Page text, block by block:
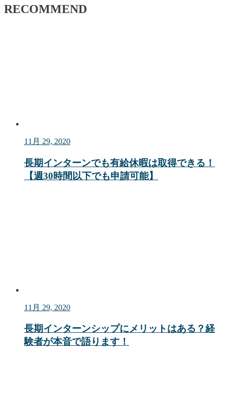
RECOMMEND
11月 29, 2020
長期インターンでも有給休暇は取得できる！
【週30時間以下でも申請可能】
11月 29, 2020
長期インターンシップにメリットはある？経
験者が本音で語ります！